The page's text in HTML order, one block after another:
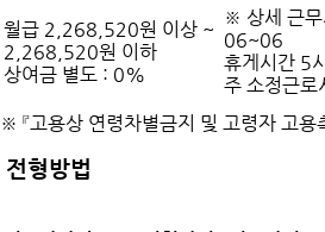
월급 2,268,520원 이상 ~
2,268,520원 이하
상여금 별도 : 0%
※ 상세 근
06~06
휴게시간 5
주 소정근로
※ 『고용상 연령차별금지 및 고령자 고
전형방법